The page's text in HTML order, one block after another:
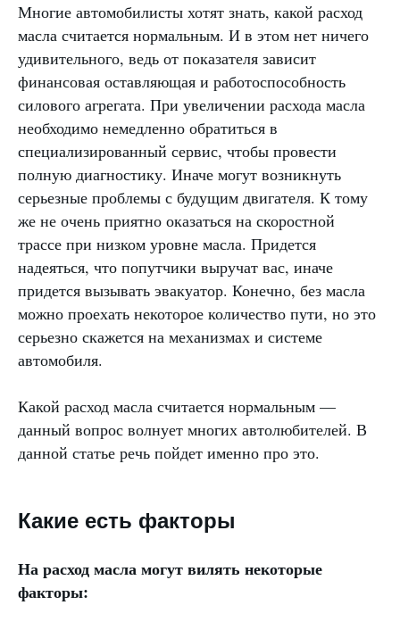
Многие автомобилисты хотят знать, какой расход
масла считается нормальным. И в этом нет ничего
удивительного, ведь от показателя зависит
финансовая оставляющая и работоспособность
силового агрегата. При увеличении расхода масла
необходимо немедленно обратиться в
специализированный сервис, чтобы провести
полную диагностику. Иначе могут возникнуть
серьезные проблемы с будущим двигателя. К тому
же не очень приятно оказаться на скоростной
трассе при низком уровне масла. Придется
надеяться, что попутчики выручат вас, иначе
придется вызывать эвакуатор. Конечно, без масла
можно проехать некоторое количество пути, но это
серьезно скажется на механизмах и системе
автомобиля.
Какой расход масла считается нормальным —
данный вопрос волнует многих автолюбителей. В
данной статье речь пойдет именно про это.
Какие есть факторы
На расход масла могут вилять некоторые
факторы: